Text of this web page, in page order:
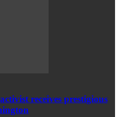
receives prestigious